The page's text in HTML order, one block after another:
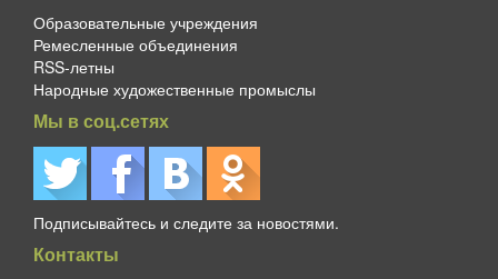
Образовательные учреждения
Ремесленные объединения
RSS-летны
Народные художественные промыслы
Мы в соц.сетях
Подписывайтесь и следите за новостями.
Контакты